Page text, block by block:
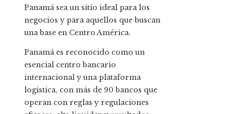
Panamá sea un sitio ideal para los
negocios y para aquellos que buscan
una base en Centro América.
Panamá es reconocido como un
esencial centro bancario
internacional y una plataforma
logística, con más de 90 bancos que
operan con reglas y regulaciones